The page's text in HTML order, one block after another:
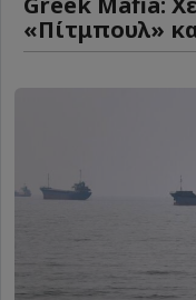
«Πίτμπουλ»